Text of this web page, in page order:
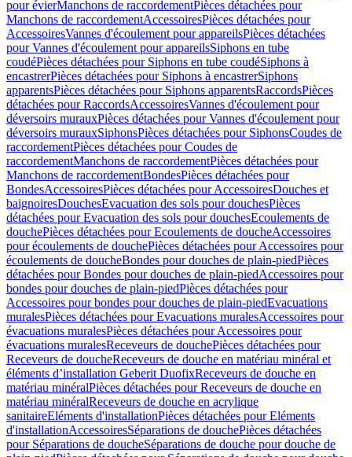
pour évierManchons de raccordementPièces détachées pour
Manchons de raccordementAccessoiresPièces détachées pour
AccessoiresVannes d'écoulement pour appareilsPièces détachées
pour Vannes d'écoulement pour appareilsSiphons en tube
coudéPièces détachées pour Siphons en tube coudéSiphons à
encastrerPièces détachées pour Siphons à encastrerSiphons
apparentsPièces détachées pour Siphons apparentsRaccordsPièces
détachées pour RaccordsAccessoiresVannes d'écoulement pour
déversoirs murauxPièces détachées pour Vannes d'écoulement pour
déversoirs murauxSiphonsPièces détachées pour SiphonsCoudes de
raccordementPièces détachées pour Coudes de
raccordementManchons de raccordementPièces détachées pour
Manchons de raccordementBondesPièces détachées pour
BondesAccessoiresPièces détachées pour AccessoiresDouches et
baignoiresDouchesEvacuation des sols pour douchesPièces
détachées pour Evacuation des sols pour douchesEcoulements de
douchePièces détachées pour Ecoulements de doucheAccessoires
pour écoulements de douchePièces détachées pour Accessoires pour
écoulements de doucheBondes pour douches de plain-piedPièces
détachées pour Bondes pour douches de plain-piedAccessoires pour
bondes pour douches de plain-piedPièces détachées pour
Accessoires pour bondes pour douches de plain-piedEvacuations
muralesPièces détachées pour Evacuations muralesAccessoires pour
évacuations muralesPièces détachées pour Accessoires pour
évacuations muralesReceveurs de douchePièces détachées pour
Receveurs de doucheReceveurs de douche en matériau minéral et
éléments d’installation Geberit DuofixReceveurs de douche en
matériau minéralPièces détachées pour Receveurs de douche en
matériau minéralReceveurs de douche en acrylique
sanitaireEléments d'installationPièces détachées pour Eléments
d'installationAccessoiresSéparations de douchePièces détachées
pour Séparations de doucheSéparations de douche pour douche de